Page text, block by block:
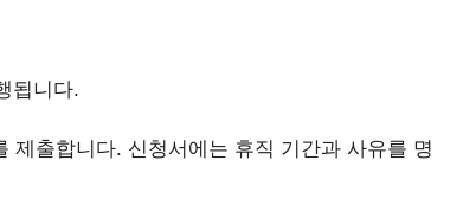
됩니다.
출합니다. 신청서에는 휴직 기간과 사유를 명